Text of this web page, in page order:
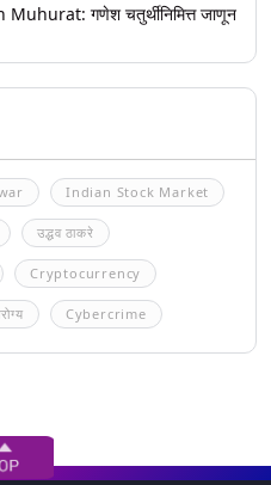
गणेश चतुर्थीनिमित्त जाणून
Indian Stock Market
उद्धव ठाकरे
Cryptocurrency
Cybercrime